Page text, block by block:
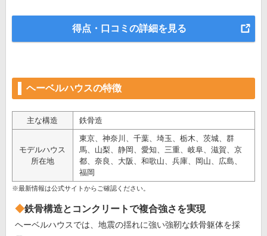
得点・口コミの詳細を見る
ヘーベルハウスの特徴
主な構造 鉄骨造
モデルハウス
所在地
東京、神奈川、千葉、埼玉、栃木、茨城、群
馬、山梨、静岡、愛知、三重、岐阜、滋賀、京
都、奈良、大阪、和歌山、兵庫、岡山、広島、
福岡
※最新情報は公式サイトからご確認ください。
鉄骨構造とコンクリートで複合強さを実現
ヘーベルハウスでは、地震の揺れに強い強靭な鉄骨躯体を採